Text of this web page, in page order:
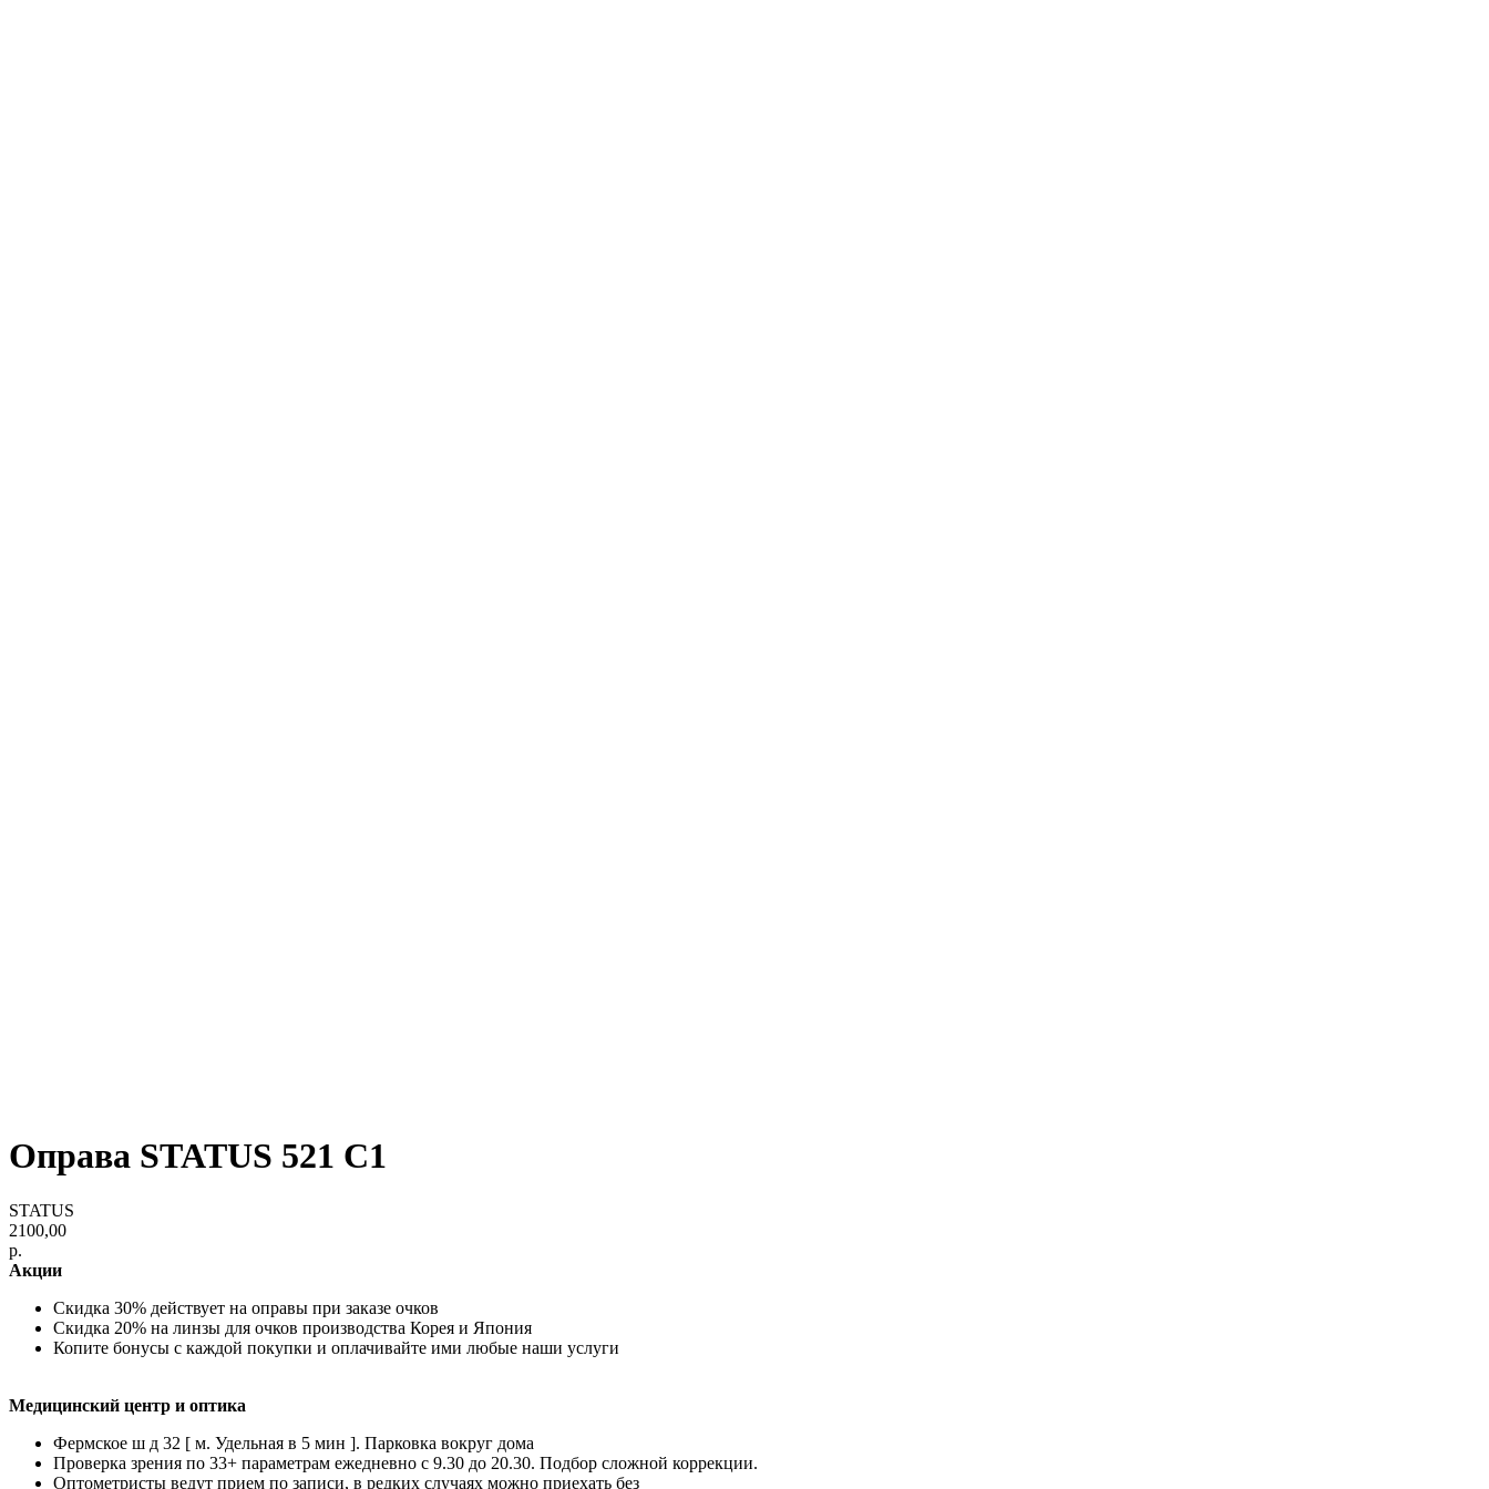
Оправа STATUS 521 C1
STATUS
2100,00
р.
Акции
Скидка 30% действует на оправы при заказе очков
Скидка 20% на линзы для очков производства Корея и Япония
Копите бонусы с каждой покупки и оплачивайте ими любые наши услуги
Медицинский центр и оптика
Фермское ш д 32 [ м. Удельная в 5 мин ]. Парковка вокруг дома
Проверка зрения по 33+ параметрам ежедневно с 9.30 до 20.30. Подбор сложной коррекции.
Оптометристы ведут прием по записи, в редких случаях можно приехать без